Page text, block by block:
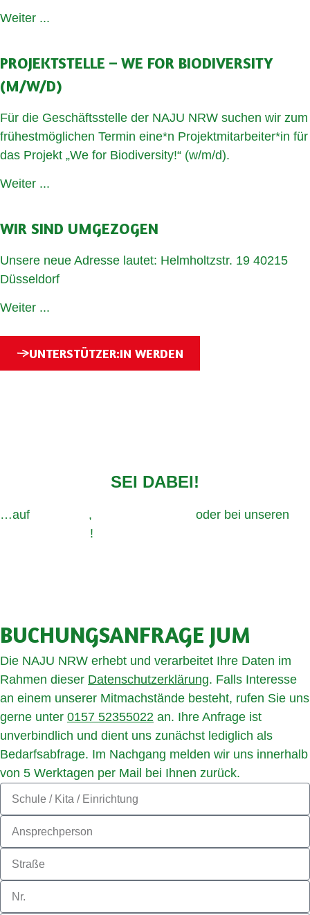
Weiter ...
PROJEKTSTELLE – WE FOR BIODIVERSITY
(M/W/D)
Für die Geschäftsstelle der NAJU NRW suchen wir zum
frühestmöglichen Termin eine*n Projektmitarbeiter*in für
das Projekt „We for Biodiversity!“ (w/m/d).
Weiter ...
WIR SIND UMGEZOGEN
Unsere neue Adresse lautet: Helmholtzstr. 19 40215
Düsseldorf
Weiter ...
UNTERSTÜTZER:IN WERDEN
SEI DABEI!
…auf ,
oder bei unseren
!
BUCHUNGS­AN­FRA­GE JUM
Die NAJU NRW erhebt und verarbeitet Ihre Daten im
Rahmen dieser Datenschutzerklärung. Falls Interesse
an einem unserer Mitmachstände besteht, rufen Sie uns
gerne unter 0157 52355022 an. Ihre Anfrage ist
unverbindlich und dient uns zunächst lediglich als
Bedarfsabfrage. Im Nachgang melden wir uns innerhalb
von 5 Werktagen per Mail bei Ihnen zurück.